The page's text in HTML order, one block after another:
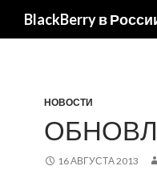
BlackBerry в
НОВОСТИ
16 АВГУСТА 2013